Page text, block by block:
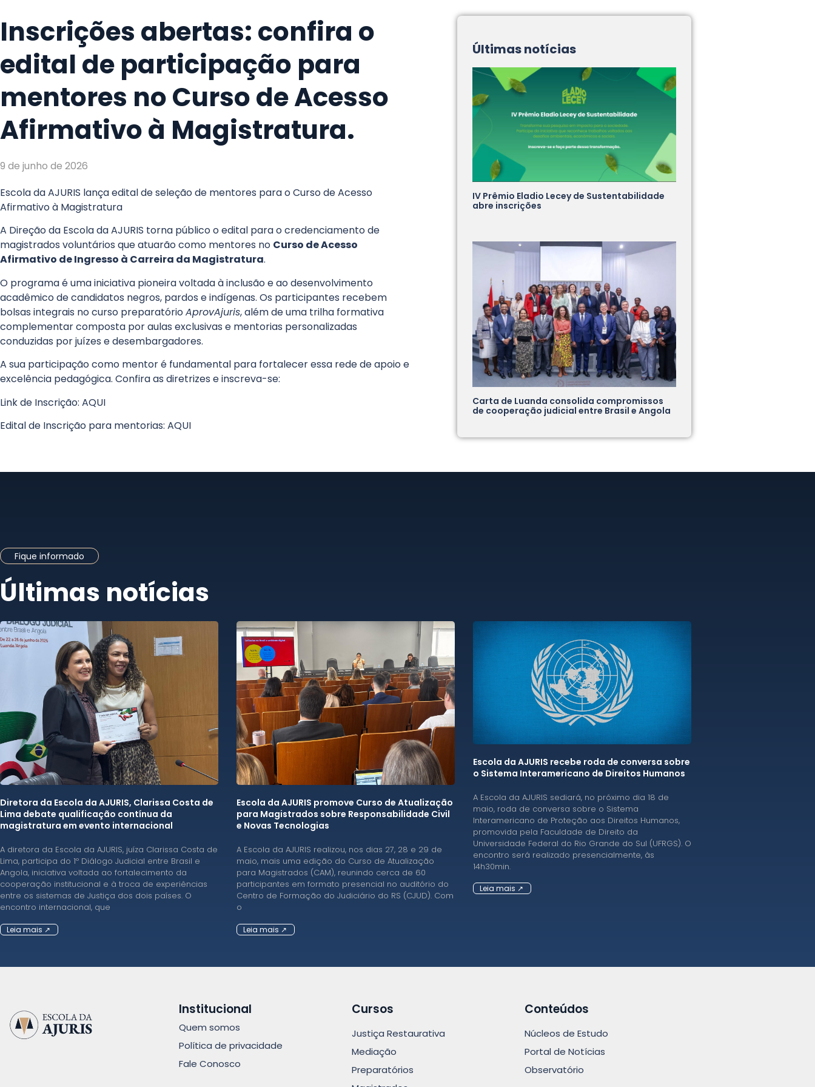
Inscrições abertas: confira o
edital de participação para
mentores no Curso de Acesso
Afirmativo à Magistratura.
9 de junho de 2026
Escola da AJURIS lança edital de seleção de mentores para o Curso de Acesso
Afirmativo à Magistratura
A Direção da Escola da AJURIS torna público o edital para o credenciamento de
magistrados voluntários que atuarão como mentores no Curso de Acesso
Afirmativo de Ingresso à Carreira da Magistratura.
O programa é uma iniciativa pioneira voltada à inclusão e ao desenvolvimento
acadêmico de candidatos negros, pardos e indígenas. Os participantes recebem
bolsas integrais no curso preparatórioAprovAjuris, além de uma trilha formativa
complementar composta por aulas exclusivas e mentorias personalizadas
conduzidas por juízes e desembargadores.
A sua participação como mentor é fundamental para fortalecer essa rede de apoio e
excelência pedagógica. Confira as diretrizes e inscreva-se:
Link de Inscrição: AQUI
Edital de Inscrição para mentorias: AQUI
Últimas notícias
IV Prêmio Eladio Lecey de Sustentabilidade
abre inscrições
Carta de Luanda consolida compromissos
de cooperação judicial entre Brasil e Angola
Fique informado
Últimas notícias
Diretora da Escola da AJURIS, Clarissa Costa de
Lima debate qualificação contínua da
magistratura em evento internacional
A diretora da Escola da AJURIS, juíza Clarissa Costa de
Lima, participa do 1º Diálogo Judicial entre Brasil e
Angola, iniciativa voltada ao fortalecimento da
cooperação institucional e à troca de experiências
entre os sistemas de Justiça dos dois países. O
encontro internacional, que
Leia mais ↗
Escola da AJURIS promove Curso de Atualização
para Magistrados sobre Responsabilidade Civil
e Novas Tecnologias
A Escola da AJURIS realizou, nos dias 27, 28 e 29 de
maio, mais uma edição do Curso de Atualização
para Magistrados (CAM), reunindo cerca de 60
participantes em formato presencial no auditório do
Centro de Formação do Judiciário do RS (CJUD). Com
o
Leia mais ↗
Escola da AJURIS recebe roda de conversa sobre
o Sistema Interamericano de Direitos Humanos
A Escola da AJURIS sediará, no próximo dia 18 de
maio, roda de conversa sobre o Sistema
Interamericano de Proteção aos Direitos Humanos,
promovida pela Faculdade de Direito da
Universidade Federal do Rio Grande do Sul (UFRGS). O
encontro será realizado presencialmente, às
14h30min.
Leia mais ↗
Institucional
Quem somos
Política de privacidade
Fale Conosco
Cursos
Justiça Restaurativa
Mediação
Preparatórios
Conteúdos
Núcleos de Estudo
Portal de Notícias
Observatório